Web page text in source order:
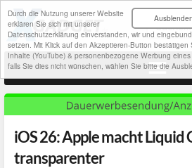
Ausblenden
Durch die Nutzung unserer Website
erklären Sie sich mit unserer
Datenschutzerklärung einverstanden, wir und
setzen. Mit Klick auf den Akzeptieren-Button bestätigen
Inhalte (YouTube) & personenbezogene Werbung
falls Sie dies nicht wünschen, wählen Sie bitte die
iOS 26: Apple macht Liquid
transparenter